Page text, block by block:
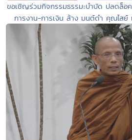
ขอเชิญร่วมกิจกรรมธรรมะบำบัด ปลดล็
การงาน-การเงิน ล้าง มนต์ดำ คุณไสย์